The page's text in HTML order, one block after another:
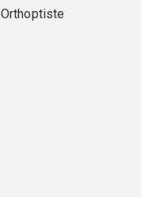
Orthoptiste